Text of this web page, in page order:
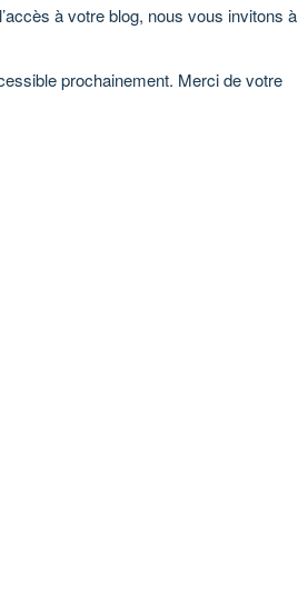
à votre blog, nous vous invitons à
prochainement. Merci de votre